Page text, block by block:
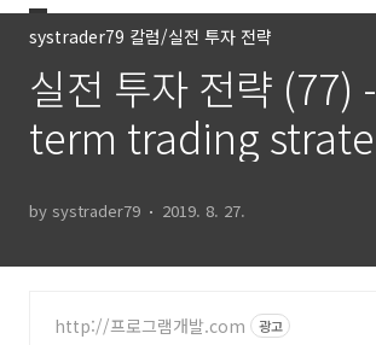
systrader79 칼럼/실전 투자 전략
실전 투자 전략 (77)
term trading
by systrader79 2019. 8. 27.
http://프로그램개발.com 광고